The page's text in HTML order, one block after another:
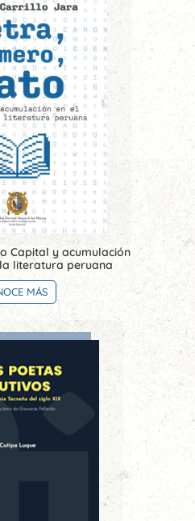
Capital y acumulación
literatura peruana
MÁS